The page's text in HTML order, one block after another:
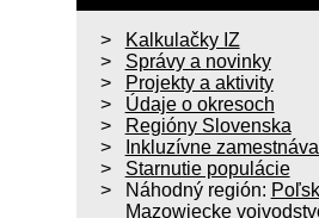
Kalkulačky IZ
Správy a novinky
Projekty a aktivity
Údaje o okresoch
Regióny Slovenska
Inkluzívne
Starnutie populácie
Náhodný región:
Mazowiecke